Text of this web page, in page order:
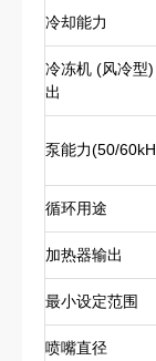
冷却能力
冷冻机 (风冷型
出
泵能力(50/
循环用途
加热器输出
最小设定范围
喷嘴直径